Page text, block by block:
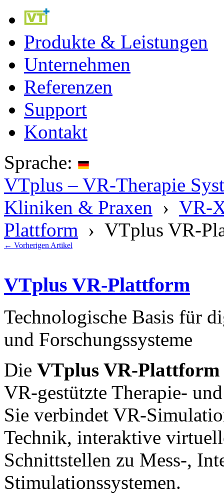
Produkte & Leistungen
Unternehmen
Referenzen
Support
Kontakt
Sprache:
VTplus – VR-Therapie
Kliniken & Praxen › VR-
Plattform › VTplus VR-
← Vorherigen Artikel
VTplus VR-Plattform
Technologische Basis für
und Forschungssysteme
Die VTplus VR-Plattform
VR-gestützte Therapie-
Sie verbindet VR-
Technik, interaktive
Schnittstellen zu Mess-,
Stimulationssystemen.